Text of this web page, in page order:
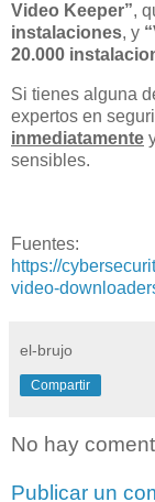
Video Keeper”,
instalaciones, y
20.000
Si tienes alguna
expertos en
inmediatamente
sensibles.
Fuentes:
https://
video-
el-brujo
Compartir
No hay
Publicar un